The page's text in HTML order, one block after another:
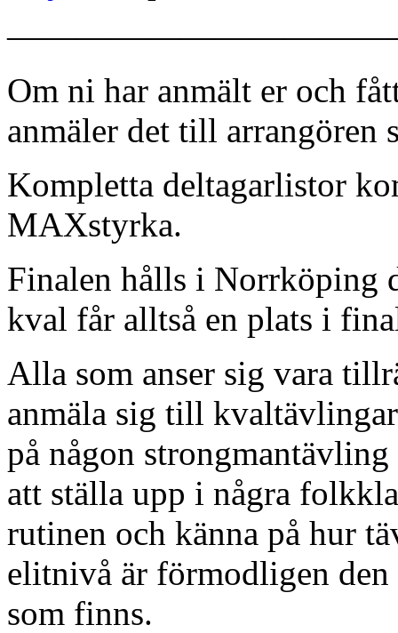
Om ni har anmält er och
anmäler det till arrangören
Kompletta deltagarlistor
MAXstyrka.
Finalen hålls i Norrköping
kval får alltså en plats i
Alla som anser sig vara
anmäla sig till
på någon
att ställa upp i några
rutinen och känna på hur
elitnivå är förmodligen
som finns.